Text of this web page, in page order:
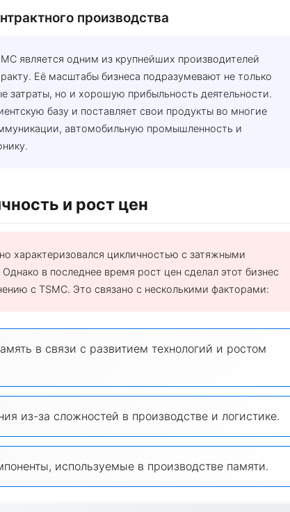
производства
является одним из крупнейших производителей
Её масштабы бизнеса подразумевают не только
затраты, но и хорошую прибыльность деятельности.
базу и поставляет свои продукты во многие
автомобильную промышленность и
и рост цен
характеризовался цикличностью с затяжными
в последнее время рост цен сделал этот бизнес
с TSMC. Это связано с несколькими факторами:
в связи с развитием технологий и ростом
из-за сложностей в производстве и логистике.
используемые в производстве памяти.